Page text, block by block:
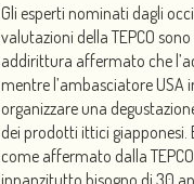
Gli esperti nominati dagli
valutazioni della TEPCO
addirittura affermato che
mentre l’ambasciatore USA
organizzare una
dei prodotti ittici giapponesi.
come affermato dalla
innanzitutto bisogno di 30